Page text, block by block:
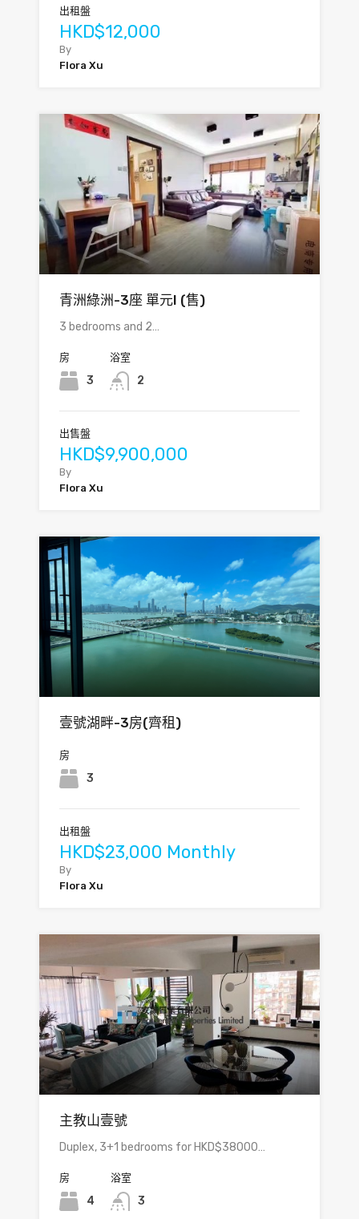
出租盤
HKD$12,000
By
Flora Xu
青洲綠洲-3座 單元I (售)
3 bedrooms and 2…
房
3
浴室
2
出售盤
HKD$9,900,000
By
Flora Xu
壹號湖畔-3房(齊租)
房
3
出租盤
HKD$23,000 Monthly
By
Flora Xu
主教山壹號
Duplex, 3+1 bedrooms for HKD$38000…
房
4
浴室
3